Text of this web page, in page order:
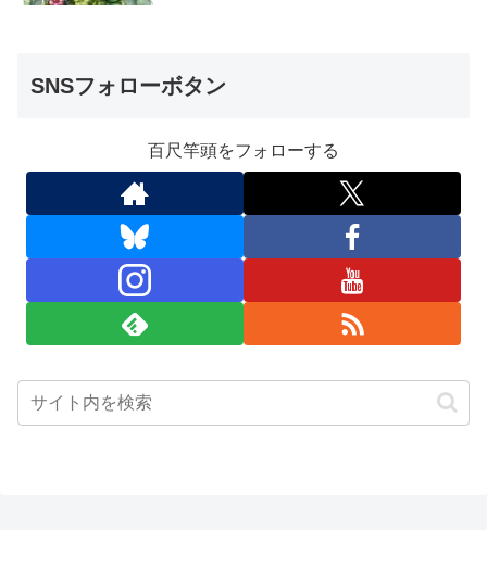
SNSフォローボタン
百尺竿頭をフォローする